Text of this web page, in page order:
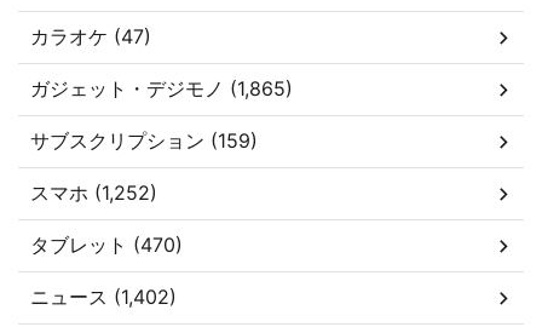
カラオケ (47)
ガジェット・デジモノ (1,865)
サブスクリプション (159)
スマホ (1,252)
タブレット (470)
ニュース (1,402)